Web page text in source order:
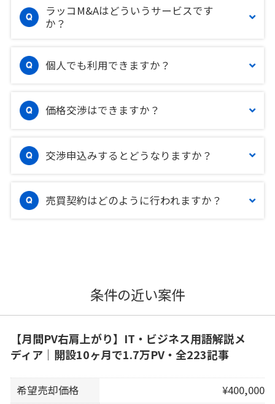
ラッコM&Aはどういうサービスです
か？
個人でも利用できますか？
価格交渉はできますか？
交渉申込みするとどうなりますか？
売買契約はどのように行われますか？
条件の近い案件
【月間PV右肩上がり】IT・ビジネス用語解説メ
ディア｜開設10ヶ月で1.7万PV・全223記事
希望売却価格 ¥400,000